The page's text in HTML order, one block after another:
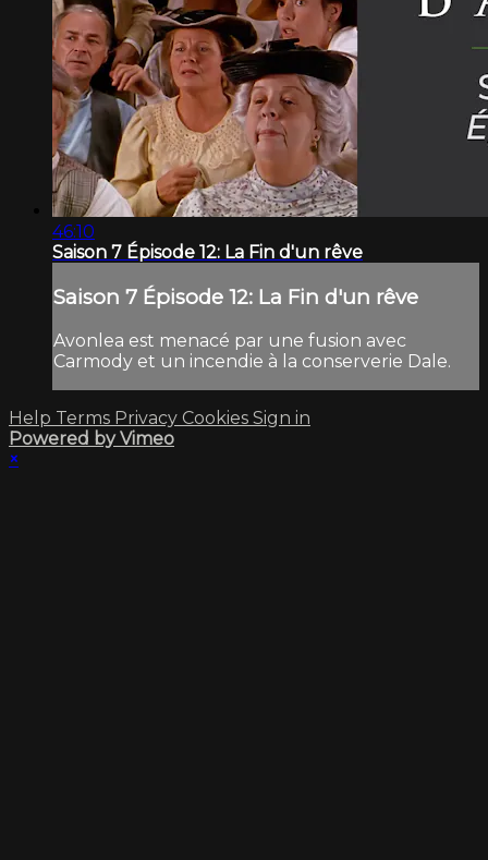
46:10
Saison 7 Épisode 12: La Fin d'un rêve
Saison 7 Épisode 12: La Fin d'un rêve
Avonlea est menacé par une fusion avec
Carmody et un incendie à la conserverie Dale.
Help Terms Privacy Cookies Sign in
Powered by Vimeo
×